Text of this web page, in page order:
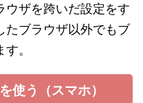
ウザを跨いだ設定をす
たブラウザ以外でもブ
。
使う（スマホ）